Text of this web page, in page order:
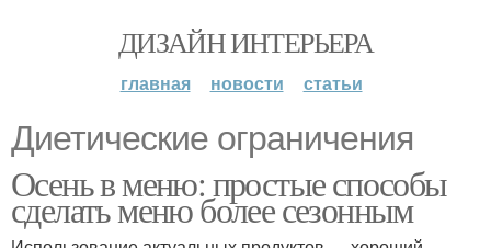
ДИЗАЙН ИНТЕРЬЕРА
главная новости статьи
Диетические ограничения
Осень в меню: простые способы
сделать меню более сезонным